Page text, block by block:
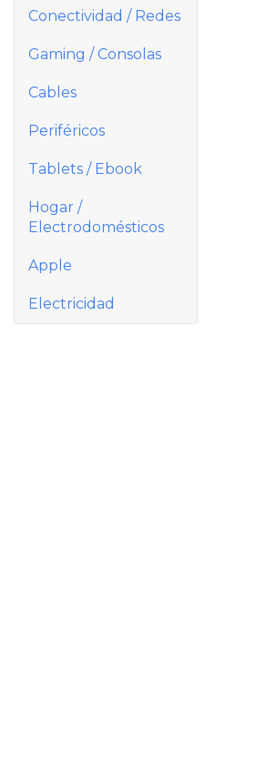
Conectividad / Redes
Gaming / Consolas
Cables
Periféricos
Tablets / Ebook
Hogar /
Electrodomésticos
Apple
Electricidad